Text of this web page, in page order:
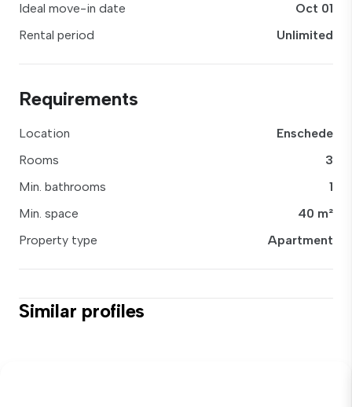
Ideal move-in date
Oct 01
Rental period
Unlimited
Requirements
Location
Enschede
Rooms
3
Min. bathrooms
1
Min. space
40 m²
Property type
Apartment
Similar profiles